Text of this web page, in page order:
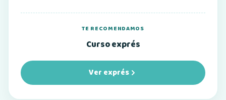
TE RECOMENDAMOS
Curso exprés
Ver exprés